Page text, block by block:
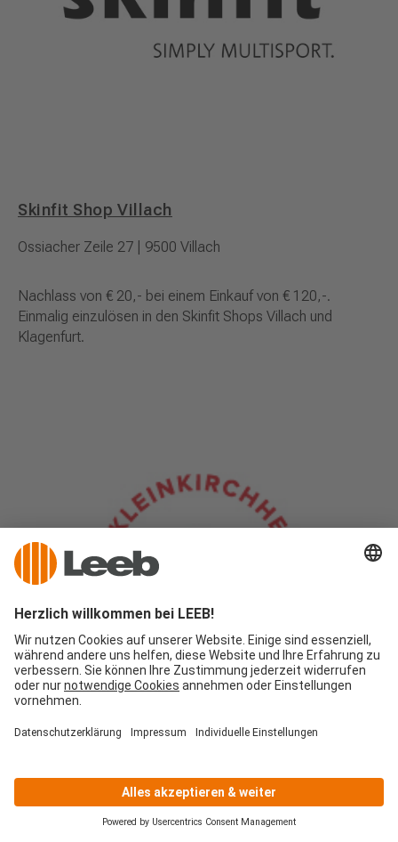
Skinfit Shop Villach
Ossiacher Zeile 27 | 9500 Villach
Nachlass von € 20,- bei einem Einkauf von € 120,-.
Einmalig einzulösen in den Skinfit Shops Villach und
Klagenfurt.
Thermal Römerbad & Bad Kleinkirchheimer
Bergbahnen